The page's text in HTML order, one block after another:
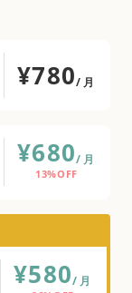
¥780/月
¥680/月
13%OFF
¥580/月